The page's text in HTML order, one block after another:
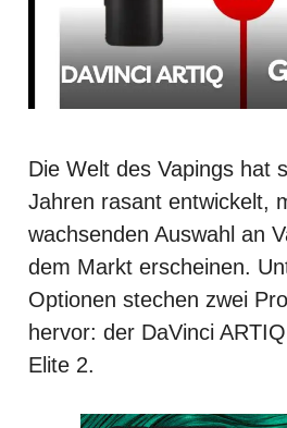
Die Welt des Vapings hat
Jahren rasant entwickelt,
wachsenden Auswahl an
dem Markt erscheinen.
Optionen stechen zwei
hervor: der DaVinci
Elite 2.